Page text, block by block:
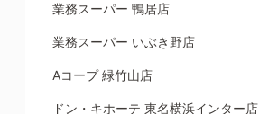
業務スーパー 鴨居店
業務スーパー いぶき野店
Aコープ 緑竹山店
ドン・キホーテ 東名横浜インター店